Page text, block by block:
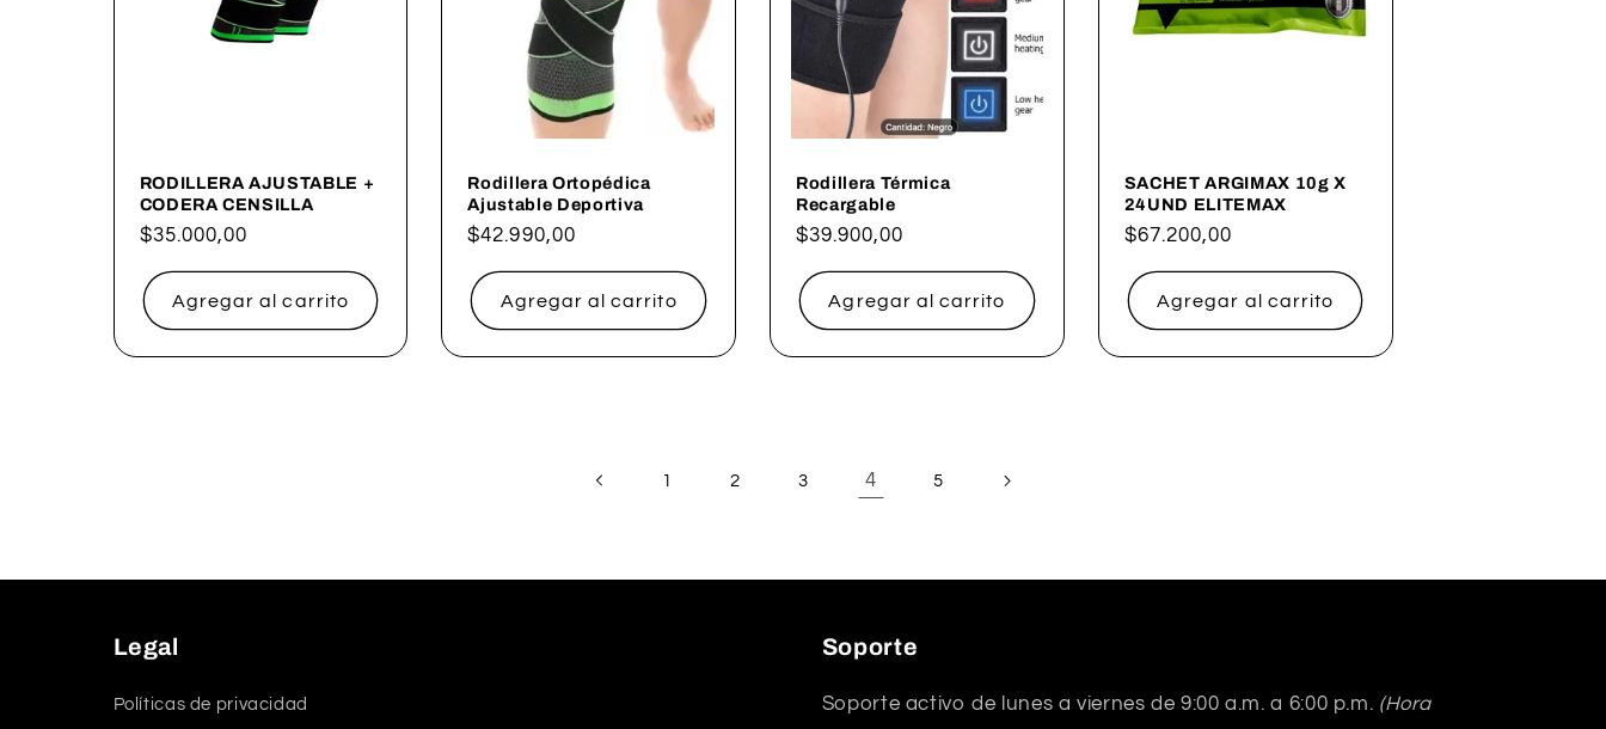
RODILLERA AJUSTABLE +
CODERA CENSILLA
Precio
$35.000,00
Agregar al carrito
Rodillera Ortopédica
Ajustable Deportiva
Precio
$42.990,00
Agregar al carrito
Rodillera Térmica
Recargable
Precio
$39.900,00
Agregar al carrito
SACHET ARGIMAX 10g X
24UND ELITEMAX
Precio
$67.200,00
Agregar al carrito
1 2 3 4 5
Legal
Políticas de privacidad
Soporte
Soporte activo de lunes a viernes de 9:00 a.m. a 6:00 p.m. (Hora